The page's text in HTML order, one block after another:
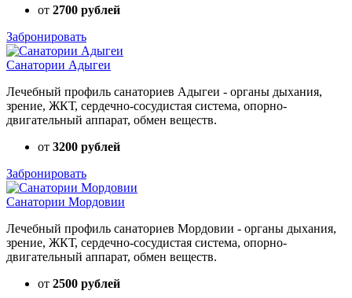
от 2700 рублей
Забронировать
Санатории Адыгеи
Лечебный профиль санаториев Адыгеи - органы дыхания,
зрение, ЖКТ, сердечно-сосудистая система, опорно-
двигательный аппарат, обмен веществ.
от 3200 рублей
Забронировать
Санатории Мордовии
Лечебный профиль санаториев Мордовии - органы дыхания,
зрение, ЖКТ, сердечно-сосудистая система, опорно-
двигательный аппарат, обмен веществ.
от 2500 рублей